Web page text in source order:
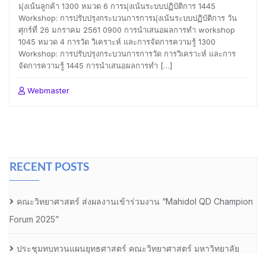
มุ่งเน้นลูกค้า 1300 หมวด 6 การมุ่งเน้นระบบปฏิบัติการ 1445
Workshop: การปรับปรุงกระบวนการการมุ่งเน้นระบบปฏิบัติการ วัน
ศุกร์ที่ 26 มกราคม 2561 0900 การนำเสนอผลการทำ workshop
1045 หมวด 4 การวัด วิเคราะห์ และการจัดการความรู้ 1300
Workshop: การปรับปรุงกระบวนการการวัด การวิเคราะห์ และการ
จัดการความรู้ 1445 การนำเสนอผลการทำ […]
Webmaster
RECENT POSTS
คณะวิทยาศาสตร์ ส่งผลงานเข้าร่วมงาน “Mahidol QD Champion
Forum 2025”
ประชุมทบทวนแผนยุทธศาสตร์ คณะวิทยาศาสตร์ มหาวิทยาลัย